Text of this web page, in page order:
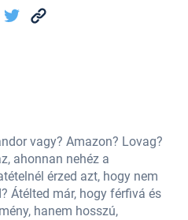
vagy? Amazon? Lovag?
ahonnan nehéz a
érzed azt, hogy nem
Átélted már, hogy férfivá és
hanem hosszú,